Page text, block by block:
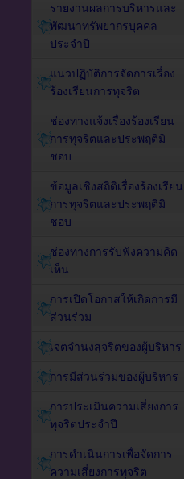
รายงานผลการบริหารและ
พัฒนาทรัพยากรบุคคล
ประจำปี
แนวปฏิบัติการจัดการเรื่อง
ร้องเรียนการทุจริต
ช่องทางแจ้งเรื่องร้องเรียน
การทุจริตและประพฤติมิ
ชอบ
ข้อมูลเชิงสถิติเรื่องร้องเรียน
การทุจริตและประพฤติมิ
ชอบ
ช่องทางการรับฟังความคิด
เห็น
การเปิดโอกาสให้เกิดการมี
ส่วนร่วม
เจตจำนงสุจริตของผู้บริหาร
การมีส่วนร่วมของผู้บริหาร
การประเมินความเสี่ยงการ
ทุจริตประจำปี
การดำเนินการเพื่อจัดการ
ความเสี่ยงการทุจริต